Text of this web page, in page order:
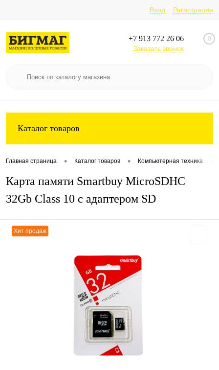
Вход Регистрация
+7 913 772 26 06
Заказать звонок
0
Каталог товаров
Главная страница • Каталог товаров • Компьютерная техника
Карта памяти Smartbuy MicroSDHC
32Gb Class 10 c адаптером SD
Хит продаж